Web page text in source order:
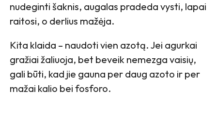
nudeginti šaknis, augalas pradeda vysti, lapai
raitosi, o derlius mažėja.
Kita klaida – naudoti vien azotą. Jei agurkai
gražiai žaliuoja, bet beveik nemezga vaisių,
gali būti, kad jie gauna per daug azoto ir per
mažai kalio bei fosforo.